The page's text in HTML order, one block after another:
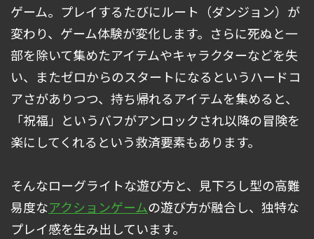
ゲーム。プレイするたびにルート（ダンジョン）が
変わり、ゲーム体験が変化します。さらに死ぬと一
部を除いて集めたアイテムやキャラクターなどを失
い、またゼロからのスタートになるというハードコ
アさがありつつ、持ち帰れるアイテムを集めると、
「祝福」というバフがアンロックされ以降の冒険を
楽にしてくれるという救済要素もあります。
そんなローグライトな遊び方と、見下ろし型の高難
易度なアクションゲームの遊び方が融合し、独特な
プレイ感を生み出しています。